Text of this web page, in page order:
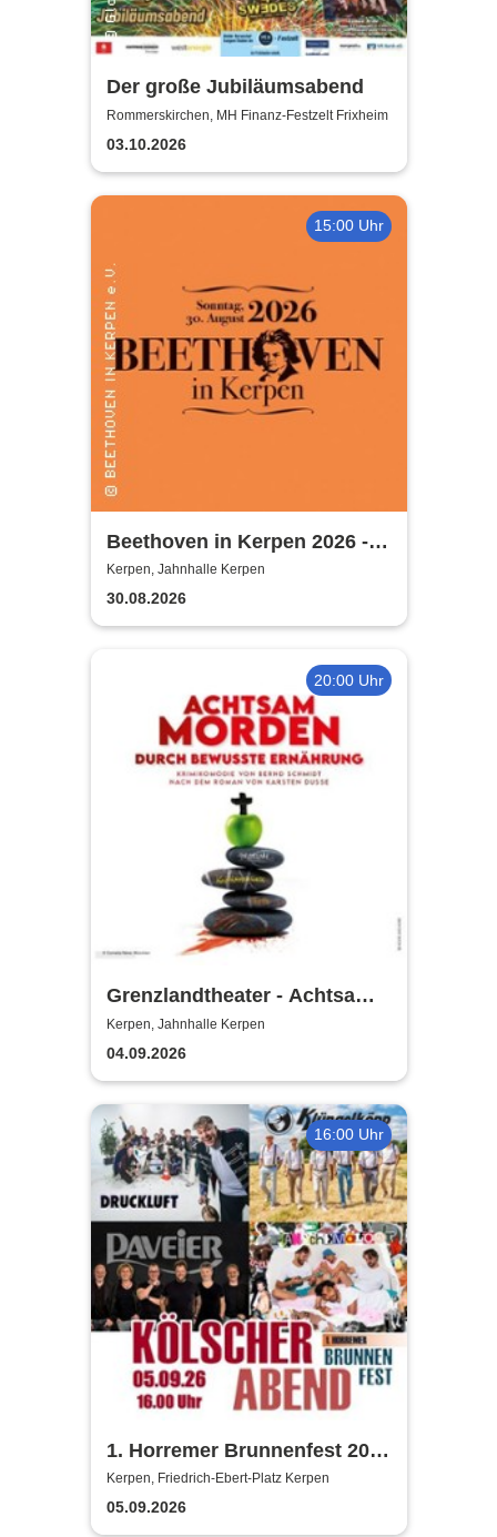
Der große Jubiläumsabend
Rommerskirchen, MH Finanz-Festzelt Frixheim
03.10.2026
15:00 Uhr
Beethoven in Kerpen 2026 -
Sommerkonzerte 2026
Kerpen, Jahnhalle Kerpen
30.08.2026
20:00 Uhr
Grenzlandtheater - Achtsam
Morden durch bewusste
Ernährung
Kerpen, Jahnhalle Kerpen
04.09.2026
16:00 Uhr
1. Horremer Brunnenfest 2026
- Klüngelköpp, Druckluft,
Planschemalöör, Paveier
Kerpen, Friedrich-Ebert-Platz Kerpen
05.09.2026